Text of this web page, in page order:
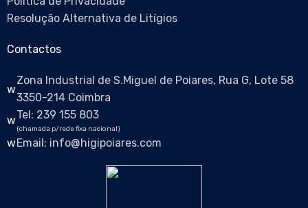
Resolução Alternativa de Litígios
Contactos
Zona Industrial de S.Miguel de Poiares, Rua G, Lote 58
3350-214 Coimbra
Tel: 239 155 803
(chamada p/rede fixa nacional)
Email: info@higipoiares.com